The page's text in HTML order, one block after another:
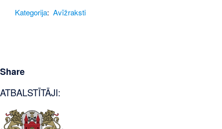
Kategorija: Avīžraksti
Share
ATBALSTĪTĀJI: